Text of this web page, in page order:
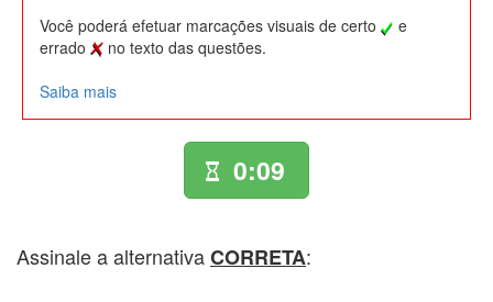
Você poderá efetuar marcações visuais de certo
e
errado
no texto das questões.
Saiba mais
0:09
Assinale a alternativaCORRETA: